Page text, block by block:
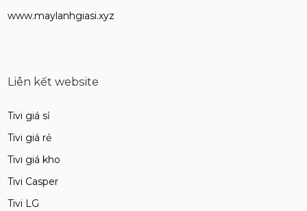
www.maylanhgiasi.xyz
Liên kết website
Tivi giá sỉ
Tivi giá rẻ
Tivi giá kho
Tivi Casper
Tivi LG